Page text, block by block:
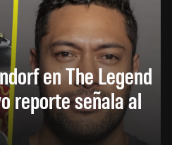
en The Legend
reporte señala al